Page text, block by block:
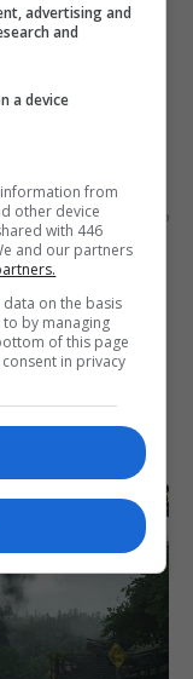
para
0
a versão
Remastered foi
e Xbox One
para
advertising and
and
a device
from
other device
with 446
and our partners
on the basis
by managing
of this page
in privacy